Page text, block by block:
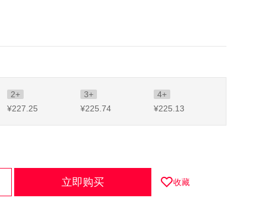
2+ 3+
4+
¥227 .25 ¥225 .74 ¥225 .13
立即购买 收藏